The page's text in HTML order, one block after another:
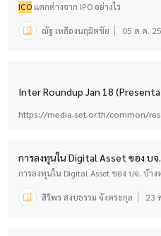
ICO แตกต่างจาก IPO อย่างไร
ณัฐ เหลืองนฤมิตชัย 05 ต.ค.
Inter Roundup Jan 18
https://media.set.or.th/common/
การลงทุนใน Digital Asset ของ บ
การลงทุนใน Digital Asset ของ บจ. บ้า
สิริพร สงบธรรม จังตระกุล 23